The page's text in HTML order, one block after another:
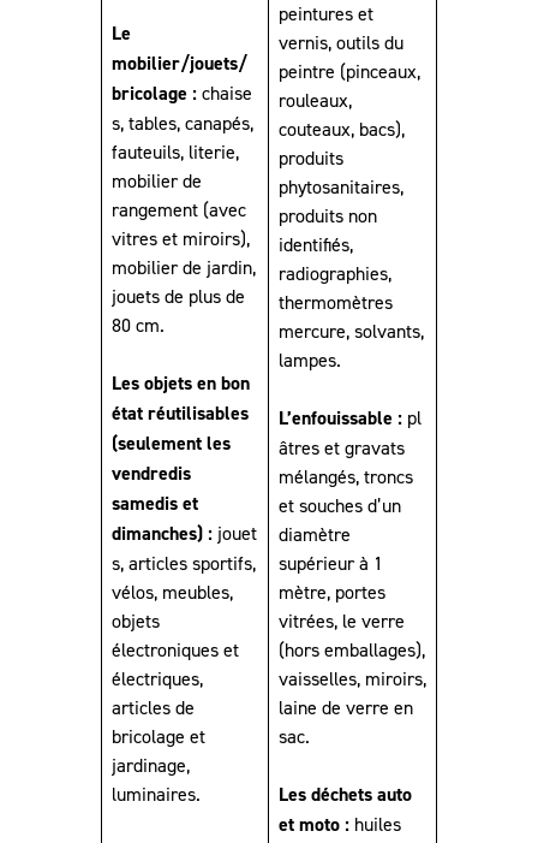
Le
mobilier/jouets/
bricolage :chaise
s, tables, canapés,
fauteuils, literie,
mobilier de
rangement (avec
vitres et miroirs),
mobilier de jardin,
jouets de plus de
80 cm.
Les objets en bon
état réutilisables
(seulement les
vendredis
samedis et
dimanches) : jouet
s, articles sportifs,
vélos, meubles,
objets
électroniques et
électriques,
articles de
bricolage et
jardinage,
luminaires.
peintures et
vernis, outils du
peintre (pinceaux,
rouleaux,
couteaux, bacs),
produits
phytosanitaires,
produits non
identifiés,
radiographies,
thermomètres
mercure, solvants,
lampes.
L’enfouissable :pl
âtres et gravats
mélangés, troncs
et souches d’un
diamètre
supérieur à 1
mètre, portes
vitrées, le verre
(hors emballages),
vaisselles, miroirs,
laine de verre en
sac.
Les déchets auto
et moto :huiles